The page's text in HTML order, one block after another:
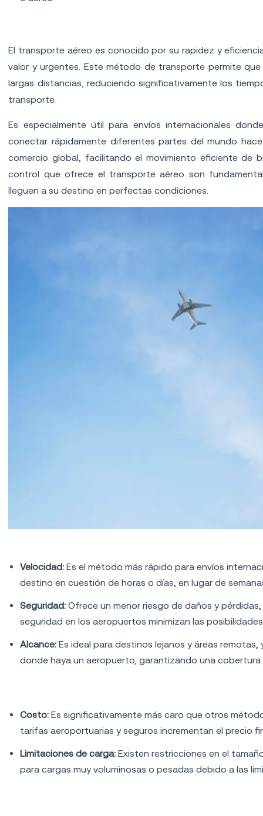
El transporte aéreo es conocido por su rapidez y
valor y urgentes. Este método de transporte permite
largas distancias, reduciendo significativamente los
transporte.
Es especialmente útil para envíos internacionales
conectar rápidamente diferentes partes del mundo
comercio global, facilitando el movimiento eficiente de
control que ofrece el transporte aéreo son
lleguen a su destino en perfectas condiciones.
Velocidad: Es el método más rápido para envíos
destino en cuestión de horas o días, en lugar de
Seguridad: Ofrece un menor riesgo de daños y
seguridad en los aeropuertos minimizan las
Alcance: Es ideal para destinos lejanos y áreas
donde haya un aeropuerto, garantizando una
Costo: Es significativamente más caro que otros
tarifas aeroportuarias y seguros incrementan el precio
Limitaciones de carga: Existen restricciones en el
para cargas muy voluminosas o pesadas debido a las